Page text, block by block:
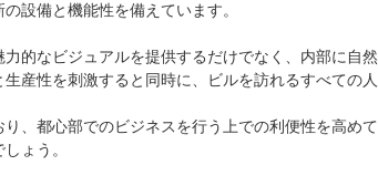
設備と機能性を備えています。
的なビジュアルを提供するだけでなく、内部に
産性を刺激すると同時に、ビルを訪れるすべての
、都心部でのビジネスを行う上での利便性を高
ょう。